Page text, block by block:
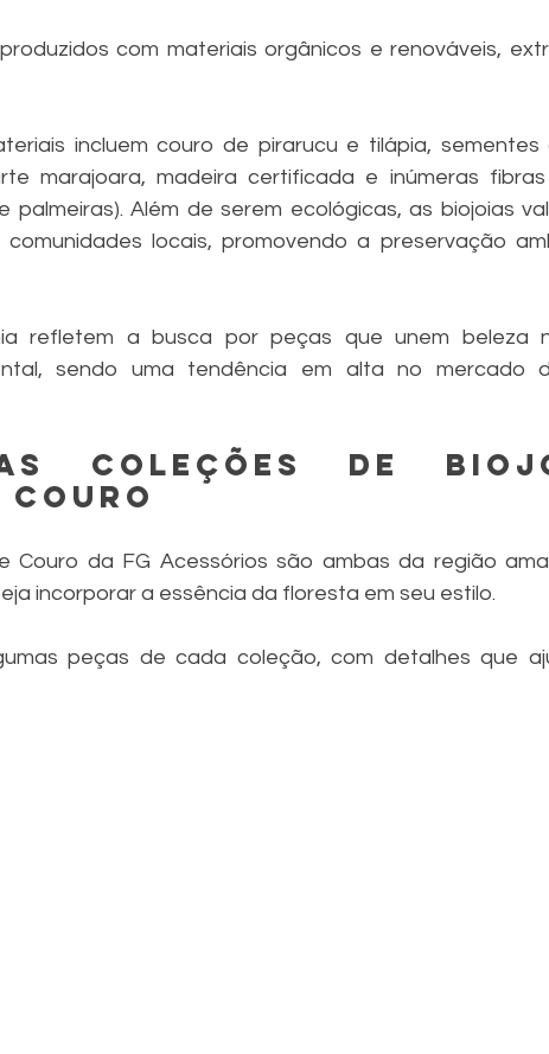
com materiais orgânicos e renováveis,
incluem couro de pirarucu e tilápia, sementes
marajoara, madeira certificada e inúmeras
palmeiras). Além de serem ecológicas, as biojoias
locais, promovendo a preservação
refletem a busca por peças que unem beleza
sendo uma tendência em alta no mercado
Coleções de
Couro
Couro da FG Acessórios são ambas da região
incorporar a essência da floresta em seu estilo.
peças de cada coleção, com detalhes que